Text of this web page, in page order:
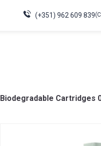
(+351) 962 609 839
Biodegradable Cartridges